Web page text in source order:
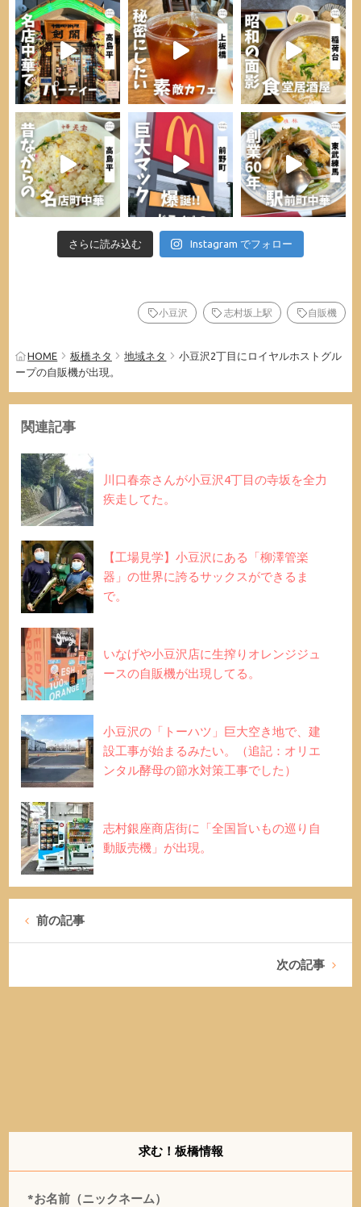
さらに読み込む Instagram でフォロー
小豆沢 志村坂上駅 自販機
HOME 板橋ネタ 地域ネタ
小豆沢2丁目にロイヤルホストグル
ープの自販機が出現。
関連記事
川口春奈さんが小豆沢4丁目の寺坂を全力
疾走してた。
【工場見学】小豆沢にある「柳澤管楽
器」の世界に誇るサックスができるま
で。
いなげや小豆沢店に生搾りオレンジジュ
ースの自販機が出現してる。
小豆沢の「トーハツ」巨大空き地で、建
設工事が始まるみたい。（追記：オリエ
ンタル酵母の節水対策工事でした）
志村銀座商店街に「全国旨いもの巡り自
動販売機」が出現。
前の記事
次の記事
求む！板橋情報
*お名前（ニックネーム）